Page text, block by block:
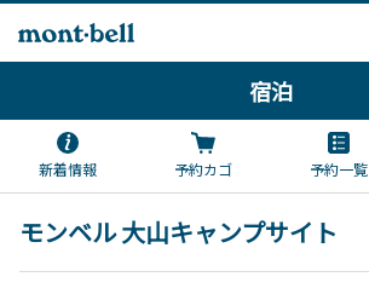
宿泊
新着情報 予約カゴ 予約一覧
モンベル 大山キャンプサイト